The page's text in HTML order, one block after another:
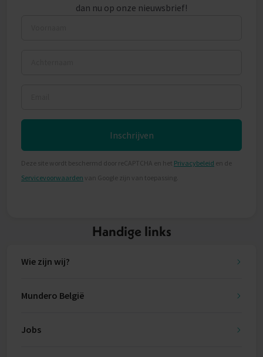
dan nu op onze nieuwsbrief!
Inschrijven
Deze site wordt beschermd door reCAPTCHA en het Privacybeleid en de
Servicevoorwaarden van Google zijn van toepassing.
Handige links
Wie zijn wij?
Mundero België
Jobs